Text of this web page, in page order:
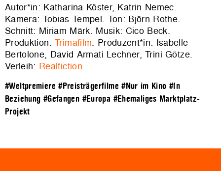
Autor*in: Katharina Köster, Katrin Nemec.
Kamera: Tobias Tempel. Ton: Björn Rothe.
Schnitt: Miriam Märk. Musik: Cico Beck.
Produktion:Trimafilm. Produzent*in: Isabelle
Bertolone, David Armati Lechner, Trini Götze.
Verleih: Realfiction.
#Weltpremiere #Preisträgerfilme #Nur im Kino #In
Beziehung #Gefangen #Europa #Ehemaliges Marktplatz-
Projekt